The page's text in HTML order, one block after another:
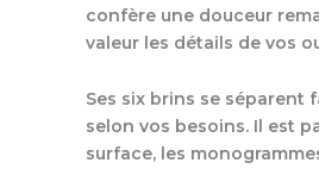
confère une douceur
valeur les détails de vos
Ses six brins se séparent
selon vos besoins. Il est
surface, les